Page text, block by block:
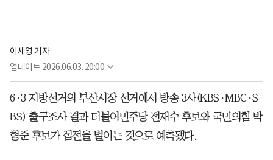
이세영 기자
업데이트 2026.06.03. 20:00
6·3 지방선거의 부산시장 선거에서 방송 3사(KBS·MBC·S
BS) 출구조사 결과 더불어민주당 전재수 후보와 국민의힘 박
형준 후보가 접전을 벌이는 것으로 예측됐다.